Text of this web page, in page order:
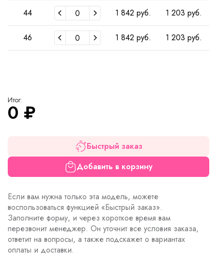
44 1 842 руб. 1 203 руб.
46 1 842 руб. 1 203 руб.
Итог:
0 ₽
Быстрый заказ
Добавить в корзину
Если вам нужна только эта модель, можете
воспользоваться функцией «Быстрый заказ».
Заполните форму, и через короткое время вам
перезвонит менеджер. Он уточнит все условия заказа,
ответит на вопросы, а также подскажет о вариантах
оплаты и доставки.